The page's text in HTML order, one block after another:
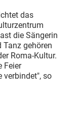
das
die Sängerin
gehören
Roma-Kultur.
Feier
verbindet", so